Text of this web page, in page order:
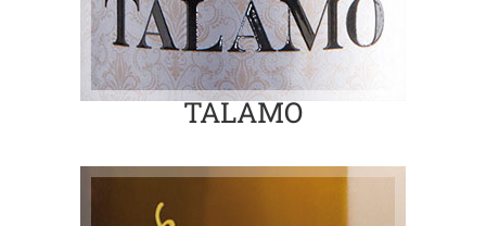
TÁLAMO